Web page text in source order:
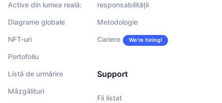
Active din lumea reală:
Diagrame globale
NFT-uri
Portofoliu
Listă de urmărire
Mâzgălituri
responsabilității
Metodologie
Cariere We’re hiring!
Support
Fii listat